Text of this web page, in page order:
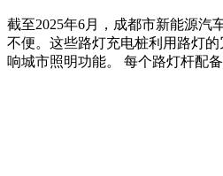
截至2025年6月，成都市新能源汽
不便。这些路灯充电桩利用路灯
响城市照明功能。 每个路灯杆配